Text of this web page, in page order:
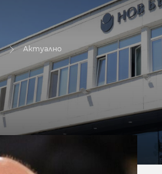
Актуално